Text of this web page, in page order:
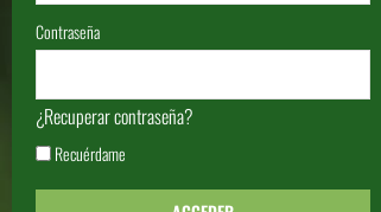
Contraseña
¿Recuperar contraseña?
Recuérdame